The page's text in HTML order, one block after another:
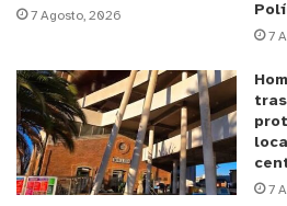
Por medio del proyecto, el
cuenta con su sistema de
que ha favorecido la
sensación de seguridad
villa.
Jaime Edwards,
7 Agosto, 2026
7
7